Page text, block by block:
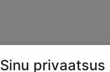
Sinu